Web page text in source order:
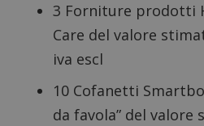
3 Forniture prodotti
Care del valore
iva escl
10 Cofanetti
da favola” del valore